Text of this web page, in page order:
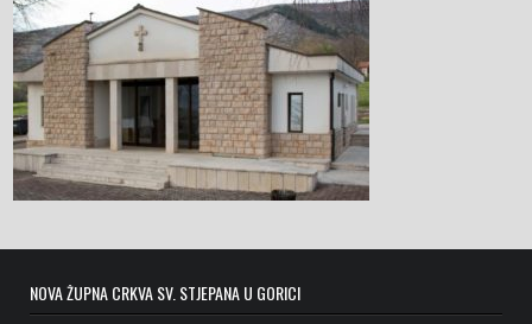
NOVA ŽUPNA CRKVA SV. STJEPANA U GORICI